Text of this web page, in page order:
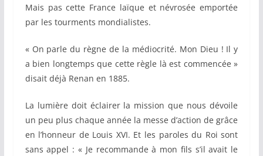
Mais pas cette France laïque et névrosée emportée
par les tourments mondialistes.
« On parle du règne de la médiocrité. Mon Dieu ! Il y
a bien longtemps que cette règle là est commencée »
disait déjà Renan en 1885.
La lumière doit éclairer la mission que nous dévoile
un peu plus chaque année la messe d’action de grâce
en l’honneur de Louis XVI. Et les paroles du Roi sont
sans appel : « Je recommande à mon fils s’il avait le